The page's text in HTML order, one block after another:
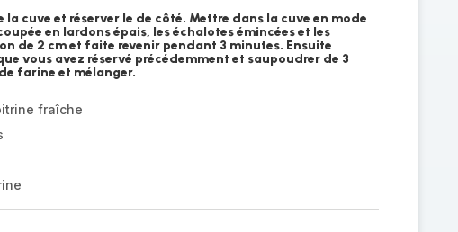
la cuve et réserver le de côté. Mettre dans la cuve en mode
en lardons épais, les échalotes émincées et les
de 2 cm et faite revenir pendant 3 minutes. Ensuite
vous avez réservé précédemment et saupoudrer de 3
farine et mélanger.
fraîche